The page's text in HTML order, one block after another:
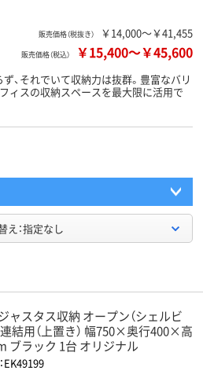
販売価格（税抜き） ￥14,000～￥41,455
販売価格（税込） ￥15,400～￥45,600
、それでいて収納力は抜群。豊富なバリ
ィスの収納スペースを最大限に活用で
え：指定なし
ャスタス収納 オープン（シェルビ
連結用（上置き） 幅750×奥行400×高
ブラック 1台 オリジナル
EK49199